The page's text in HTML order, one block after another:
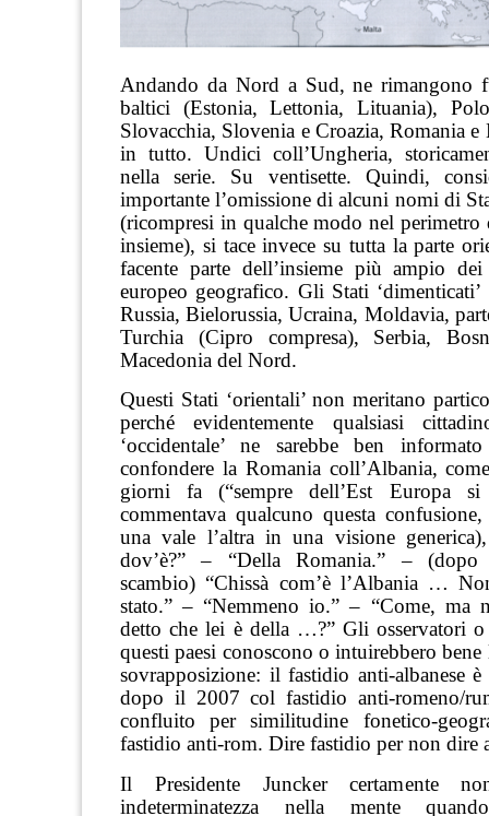
Andando da Nord a Sud, ne rimangono
baltici (Estonia, Lettonia, Lituania),
Slovacchia, Slovenia e Croazia, Romania
in tutto. Undici coll’Ungheria,
nella serie. Su ventisette. Quindi,
importante l’omissione di alcuni nomi di
(ricompresi in qualche modo nel perimetro
insieme), si tace invece su tutta la parte
facente parte dell’insieme più ampio dei
europeo geografico. Gli Stati
Russia, Bielorussia, Ucraina, Moldavia,
Turchia (Cipro compresa), Serbia,
Macedonia del Nord.
Questi Stati ‘orientali’ non meritano
perché evidentemente qualsiasi
‘occidentale’ ne sarebbe ben
confondere la Romania coll’Albania,
giorni fa (“sempre dell’Est Europa
commentava qualcuno questa
una vale l’altra in una visione
dov’è?” – “Della Romania.” – (dopo
scambio) “Chissà com’è l’Albania …
stato.” – “Nemmeno io.” – “Come, ma
detto che lei è della …?” Gli osservatori
questi paesi conoscono o intuirebbero
sovrapposizione: il fastidio anti-albanese
dopo il 2007 col fastidio anti-romeno/
confluito per similitudine fonetico-
fastidio anti-rom. Dire fastidio per non dire
Il Presidente Juncker certamente
indeterminatezza nella mente